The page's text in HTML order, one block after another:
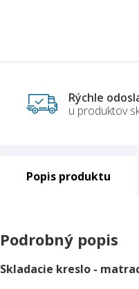
Rýchle
u produktov
Popis
Podrobný popis
Skladacie kreslo -